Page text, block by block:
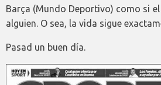
Barça (Mundo Deportivo) como si
alguien. O sea, la vida sigue
Pasad un buen día.